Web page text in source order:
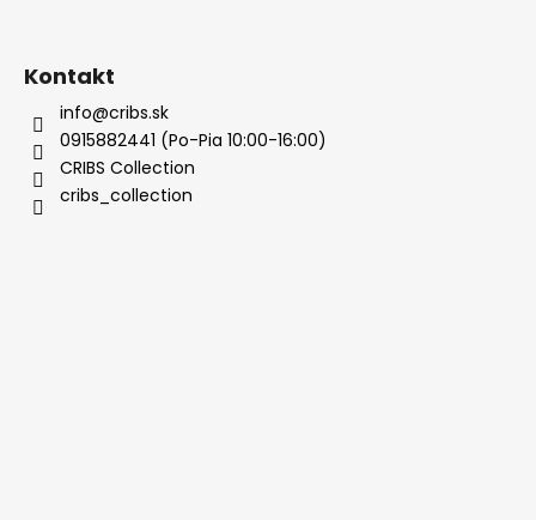
Kontakt
info@cribs.sk
0915882441 (Po-Pia 10:00-16:00)
CRIBS Collection
cribs_collection